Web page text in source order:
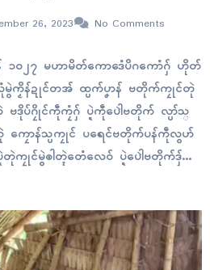
26, 2023 No Comments
၁၀၂၇ မဟာမိတ်ကောဒေံပိဂကောံဂှ် ဟိုတ်
မွဲကၟိန်ဍုၚ်တအ် ထ္ပက်ပၞာန် ဗတိုက်ကၠုၚ်တုဲ
ဗဒိုပ်ဂၠိုၚ်ကဵုကၠံဂှ် ပ္ဍဲကဵုပေါဲဗတိုက် လ္ပာ်သ္
ကၠောန်သ္ပကၠုၚ် ပရေၚ်ဗတိုက်ပန်ကဵုလွဟ်
တုဲကၠုၚ်မွဲၜါတ္ၚဲတေံလေဝ် ပ္ဍဲပေါဲဗတိုက်ဒှ်လ
ရ စပ်ကဵုအကာဲအရာဒပ်ကံၚ်ဇြဳပၞာန်…